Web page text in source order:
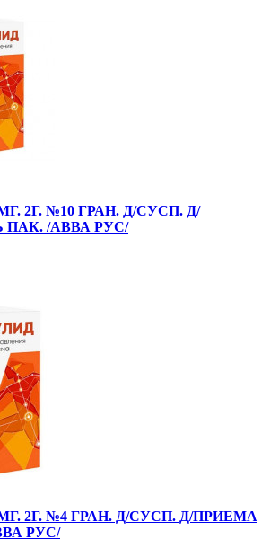
2Г. №10 ГРАН. Д/СУСП. Д/
/АВВА РУС/
2Г. №4 ГРАН. Д/СУСП. Д/ПРИЕМА
РУС/